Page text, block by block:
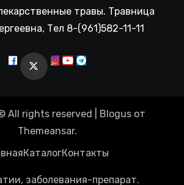
травы. Травница
Тел 8-(961)582-11-11
All rights reserved Blogusот
Themeansar.
КаталогКонтакты
заболевания-препарат.